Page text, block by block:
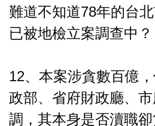
難道不知道78年的台
已被地檢立案調查中
12、本案涉貪數百億
政部、省府財政廳、
調，其本身是否瀆職